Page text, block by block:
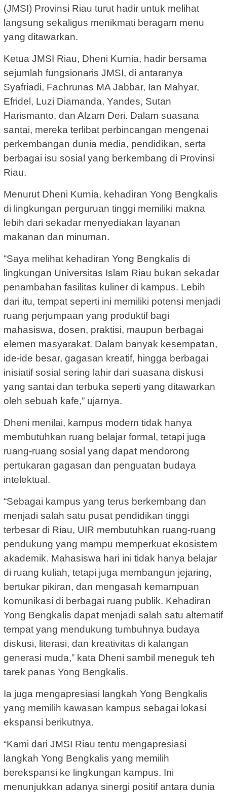
(JMSI) Provinsi Riau turut hadir untuk melihat
langsung sekaligus menikmati beragam menu
yang ditawarkan.
Ketua JMSI Riau, Dheni Kurnia, hadir bersama
sejumlah fungsionaris JMSI, di antaranya
Syafriadi, Fachrunas MA Jabbar, Ian Mahyar,
Efridel, Luzi Diamanda, Yandes, Sutan
Harismanto, dan Alzam Deri. Dalam suasana
santai, mereka terlibat perbincangan mengenai
perkembangan dunia media, pendidikan, serta
berbagai isu sosial yang berkembang di Provinsi
Riau.
Menurut Dheni Kurnia, kehadiran Yong Bengkalis
di lingkungan perguruan tinggi memiliki makna
lebih dari sekadar menyediakan layanan
makanan dan minuman.
“Saya melihat kehadiran Yong Bengkalis di
lingkungan Universitas Islam Riau bukan sekadar
penambahan fasilitas kuliner di kampus. Lebih
dari itu, tempat seperti ini memiliki potensi menjadi
ruang perjumpaan yang produktif bagi
mahasiswa, dosen, praktisi, maupun berbagai
elemen masyarakat. Dalam banyak kesempatan,
ide-ide besar, gagasan kreatif, hingga berbagai
inisiatif sosial sering lahir dari suasana diskusi
yang santai dan terbuka seperti yang ditawarkan
oleh sebuah kafe,” ujarnya.
Dheni menilai, kampus modern tidak hanya
membutuhkan ruang belajar formal, tetapi juga
ruang-ruang sosial yang dapat mendorong
pertukaran gagasan dan penguatan budaya
intelektual.
“Sebagai kampus yang terus berkembang dan
menjadi salah satu pusat pendidikan tinggi
terbesar di Riau, UIR membutuhkan ruang-ruang
pendukung yang mampu memperkuat ekosistem
akademik. Mahasiswa hari ini tidak hanya belajar
di ruang kuliah, tetapi juga membangun jejaring,
bertukar pikiran, dan mengasah kemampuan
komunikasi di berbagai ruang publik. Kehadiran
Yong Bengkalis dapat menjadi salah satu alternatif
tempat yang mendukung tumbuhnya budaya
diskusi, literasi, dan kreativitas di kalangan
generasi muda,” kata Dheni sambil meneguk teh
tarek panas Yong Bengkalis.
Ia juga mengapresiasi langkah Yong Bengkalis
yang memilih kawasan kampus sebagai lokasi
ekspansi berikutnya.
“Kami dari JMSI Riau tentu mengapresiasi
langkah Yong Bengkalis yang memilih
berekspansi ke lingkungan kampus. Ini
menunjukkan adanya sinergi positif antara dunia